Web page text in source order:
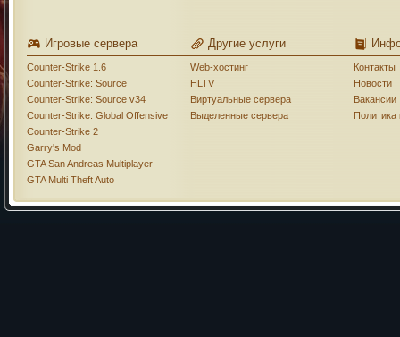
Игровые сервера
Counter-Strike 1.6
Counter-Strike: Source
Counter-Strike: Source v34
Counter-Strike: Global Offensive
Counter-Strike 2
Garry's Mod
GTA San Andreas Multiplayer
GTA Multi Theft Auto
Другие услуги
Web-хостинг
HLTV
Виртуальные сервера
Выделенные сервера
Контакты
Новости
Вакансии
Политика